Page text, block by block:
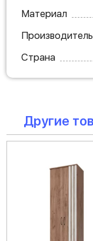
Материал
Производитель
Страна
Другие